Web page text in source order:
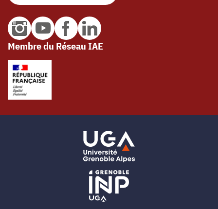
Membre du Réseau IAE